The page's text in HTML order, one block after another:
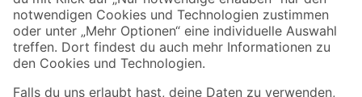
Jetzt die toom-App herunterladen